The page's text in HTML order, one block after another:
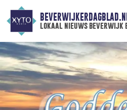
lokaal nieuws beverwijk